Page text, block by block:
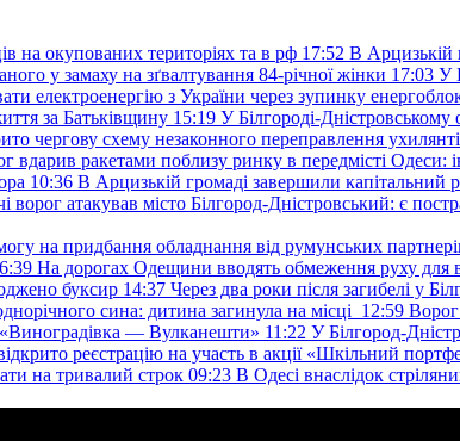
на окупованих територіях та в рф 17:52 В Арцизькій
у замаху на зґвалтування 84-річної жінки 17:03 У
електроенергію з України через зупинку
за Батьківщину 15:19 У Білгороді-Дністровському
чергову схему незаконного переправлення
вдарив ракетами поблизу ринку в передмісті
10:36 В Арцизькій громаді завершили капітальний
ворог атакував місто Білгород-Дністровський: є
на придбання обладнання від румунських
На дорогах Одещини вводять обмеження руху для
буксир 14:37 Через два роки після загибелі у
сина: дитина загинула на місці 12:59
— Вулканешти» 11:22 У Білгород-
реєстрацію на участь в акції «Шкільний
на тривалий строк 09:23 В Одесі внаслідок